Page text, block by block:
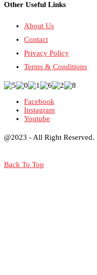
Other Useful Links
About Us
Contact
Privacy Policy
Terms & Conditions
Facebook
Instagram
Youtube
@2023 - All Right Reserved.
Back To Top